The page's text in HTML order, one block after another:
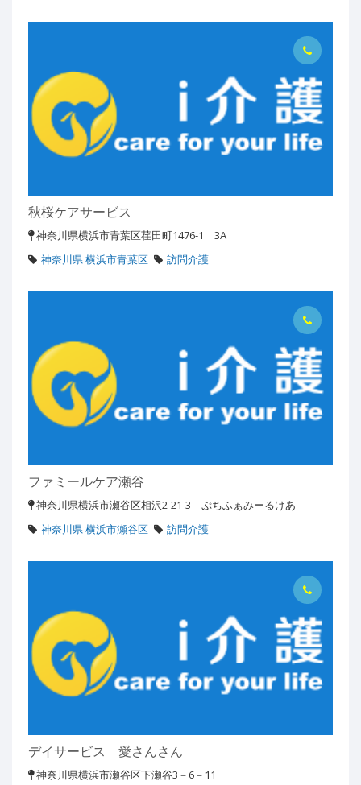
秋桜ケアサービス
神奈川県横浜市青葉区荏田町1476-1 3A
神奈川県 横浜市青葉区
訪問介護
ファミールケア瀬谷
神奈川県横浜市瀬谷区相沢2-21-3 ぷちふぁみーるけあ
神奈川県 横浜市瀬谷区
訪問介護
デイサービス 愛さんさん
神奈川県横浜市瀬谷区下瀬谷3－6－11